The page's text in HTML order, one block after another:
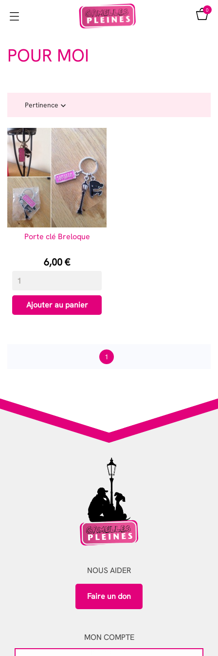
0
POUR MOI
Pertinence 
Porte clé Breloque
Prix
6,00 €
Ajouter au panier
1
NOUS AIDER
Faire un don
MON COMPTE
Inscription